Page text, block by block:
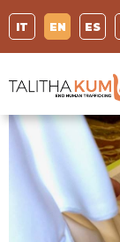
IT EN ES